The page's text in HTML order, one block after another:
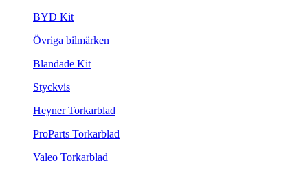
BYD Kit
Övriga bilmärken
Blandade Kit
Styckvis
Heyner Torkarblad
ProParts Torkarblad
Valeo Torkarblad